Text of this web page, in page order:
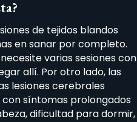
de tejidos blandos
en sanar por completo.
varias sesiones con
allí. Por otro lado, las
lesiones cerebrales
síntomas prolongados
dificultad para dormir,